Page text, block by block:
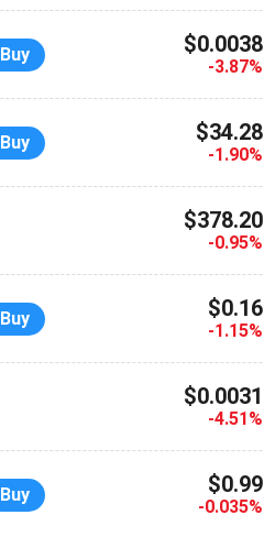
Buy $0.0038
-3.87%
Buy $34.28
-1.90%
$378.20
-0.95%
Buy $0.16
-1.15%
$0.0031
-4.51%
Buy $0.99
-0.035%